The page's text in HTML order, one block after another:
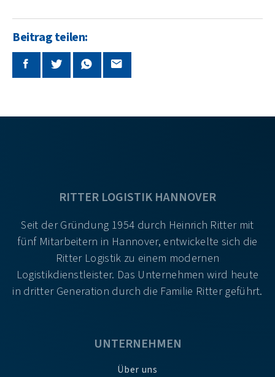
Beitrag teilen:
RITTER LOGISTIK HANNOVER
Seit der Gründung 1954 durch Heinrich Ritter mit
fünf Mitarbeitern in Hannover, entwickelte sich die
Ritter Logistik zu einem modernen
Logistikdienstleister. Das Unternehmen wird heute
in dritter Generation durch die Familie Ritter geführt.
UNTERNEHMEN
Über uns